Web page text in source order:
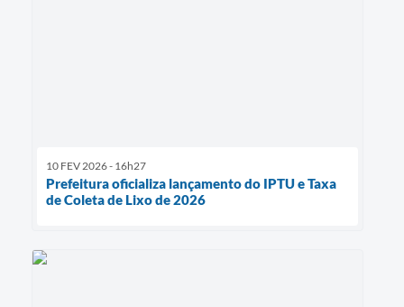
10 FEV 2026 - 16h27
Prefeitura oficializa lançamento do IPTU e Taxa
de Coleta de Lixo de 2026